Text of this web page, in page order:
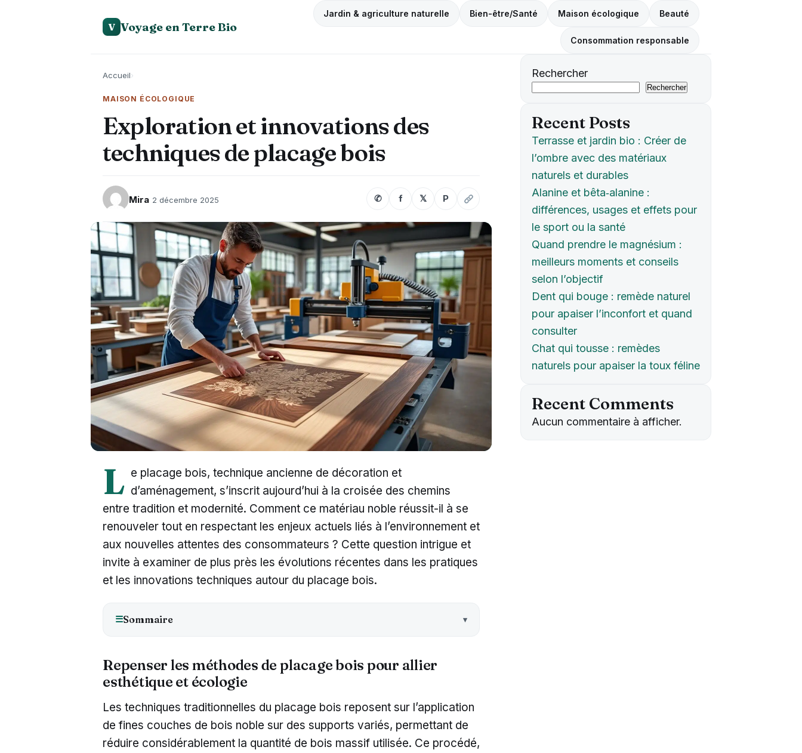
V Voyage en Terre Bio
Jardin & agriculture naturelle Bien-être/Santé Maison écologique Beauté
Consommation responsable
Accueil›
MAISON ÉCOLOGIQUE
Exploration et innovations des
techniques de placage bois
Mira 2 décembre 2025 ✆ f 𝕏 P
L e placage bois, technique ancienne de décoration et
d’aménagement, s’inscrit aujourd’hui à la croisée des chemins
entre tradition et modernité. Comment ce matériau noble réussit-il à se
renouveler tout en respectant les enjeux actuels liés à l’environnement et
aux nouvelles attentes des consommateurs ? Cette question intrigue et
invite à examiner de plus près les évolutions récentes dans les pratiques
et les innovations techniques autour du placage bois.
☰Sommaire
Repenser les méthodes de placage bois pour allier
esthétique et écologie
Les techniques traditionnelles du placage bois reposent sur l’application
de fines couches de bois noble sur des supports variés, permettant de
réduire considérablement la quantité de bois massif utilisée. Ce procédé,
Rechercher
Rechercher
Recent Posts
Terrasse et jardin bio : Créer de
l’ombre avec des matériaux
naturels et durables
Alanine et bêta‑alanine :
différences, usages et effets pour
le sport ou la santé
Quand prendre le magnésium :
meilleurs moments et conseils
selon l’objectif
Dent qui bouge : remède naturel
pour apaiser l’inconfort et quand
consulter
Chat qui tousse : remèdes
naturels pour apaiser la toux féline
Recent Comments
Aucun commentaire à afficher.